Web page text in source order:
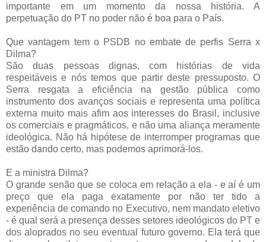
importante em um momento da nossa história. A
perpetuação do PT no poder não é boa para o País.
Que vantagem tem o PSDB no embate de perfis Serra x
Dilma?
São duas pessoas dignas, com histórias de vida
respeitáveis e nós temos que partir deste pressuposto. O
Serra resgata a eficiência na gestão pública como
instrumento dos avanços sociais e representa uma política
externa muito mais afim aos interesses do Brasil, inclusive
os comerciais e pragmáticos, e não uma aliança meramente
ideológica. Não há hipótese de interromper programas que
estão dando certo, mas podemos aprimorá-los.
E a ministra Dilma?
O grande senão que se coloca em relação a ela - e aí é um
preço que ela paga exatamente por não ter tido a
experiência de comando no Executivo, nem mandato eletivo
- é qual será a presença desses setores ideológicos do PT e
dos aloprados no seu eventual futuro governo. Ela terá que